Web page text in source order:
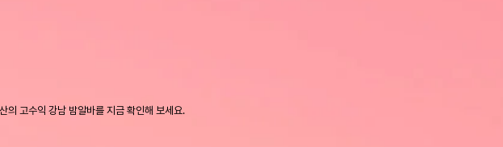
의 고수익 강남 밤알바를 지금 확인해 보세요.